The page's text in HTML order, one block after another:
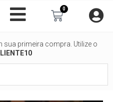
0
Carrinho
sua primeira compra. Utilize o